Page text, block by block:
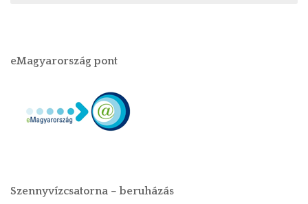
eMagyarország pont
Szennyvízcsatorna – beruházás